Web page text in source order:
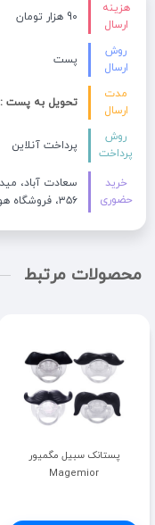
هزینه
ارسال
90 هزار تومان
روش
ارسال
پست
مدت
ارسال
تحویل به پست :
روش
پرداخت
پرداخت آنلاین
خرید
حضوری
۳۵۶، فروشگاه هورشید
محصولات مرتبط
پستانک سبیل مگمیور
Magemior